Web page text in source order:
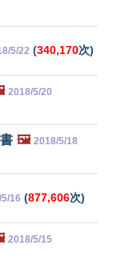
5/22 (340,170次)
2018/5/20
🖼️ 2018/5/18
16 (877,606次)
2018/5/15